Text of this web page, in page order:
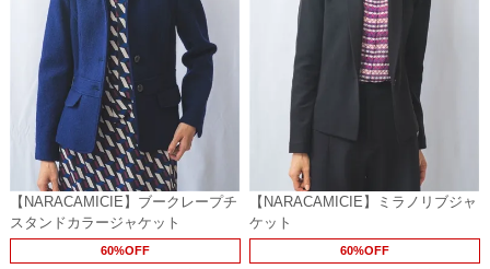
【NARACAMICIE】ブークレープチ
スタンドカラージャケット
60%OFF
【NARACAMICIE】ミラノリブジャ
ケット
60%OFF